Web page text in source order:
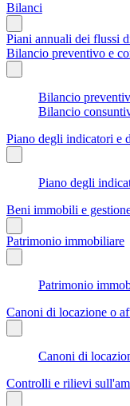
Bilanci
Piani annuali dei flussi
Bilancio preventivo e
Bilancio
Bilancio
Piano degli indicatori e
Piano degli
Beni immobili e
Patrimonio immobiliare
Patrimonio
Canoni di locazione o
Canoni di
Controlli e rilievi